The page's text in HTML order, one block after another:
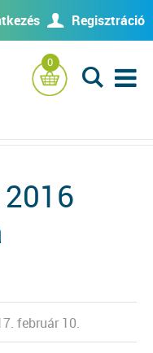
U Regisztráció
0
L
február 10.